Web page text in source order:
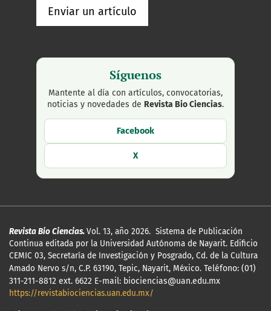
Enviar un artículo
Síguenos
Mantente al día con artículos, convocatorias,
noticias y novedades de Revista Bio Ciencias.
Facebook
X
Revista Bio Ciencias.Vol. 13, año 2026. Sistema de Publicación
Continua editada por la Universidad Autónoma de Nayarit. Edificio
CEMIC 03, Secretaría de Investigación y Posgrado, Cd. de la Cultura
Amado Nervo s/n, C.P. 63190, Tepic, Nayarit, México. Teléfono: (01)
311-211-8812 ext. 6622 E-mail: biociencias@uan.edu.mx
https://revistabiociencias.uan.edu.mx/